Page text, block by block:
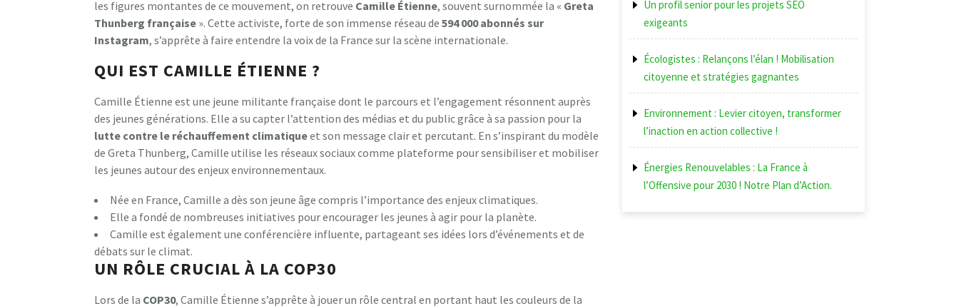
les figures montantes de ce mouvement, on retrouve Camille Étienne, souvent surnommée la « Greta
Thunberg française ». Cette activiste, forte de son immense réseau de 594 000 abonnés sur
Instagram, s’apprête à faire entendre la voix de la France sur la scène internationale.
QUI EST CAMILLE ÉTIENNE ?
Camille Étienne est une jeune militante française dont le parcours et l’engagement résonnent auprès
des jeunes générations. Elle a su capter l’attention des médias et du public grâce à sa passion pour la
lutte contre le réchaufement climatiqueet son message clair et percutant. En s’inspirant du modèle
de Greta Thunberg, Camille utilise les réseaux sociaux comme plateforme pour sensibiliser et mobiliser
les jeunes autour des enjeux environnementaux.
Née en France, Camille a dès son jeune âge compris l’importance des enjeux climatiques.
Elle a fondé de nombreuses initiatives pour encourager les jeunes à agir pour la planète.
Camille est également une conférencière influente, partageant ses idées lors d’événements et de
débats sur le climat.
UN RÔLE CRUCIAL À LA COP30
Lors de la COP30, Camille Étienne s’apprête à jouer un rôle central en portant haut les couleurs de la
Un profil senior pour les projets SEO
exigeants
Écologistes : Relançons l’élan ! Mobilisation
citoyenne et stratégies gagnantes
Environnement : Levier citoyen, transformer
l’inaction en action collective !
Énergies Renouvelables : La France à
l’Offensive pour 2030 ! Notre Plan d’Action.